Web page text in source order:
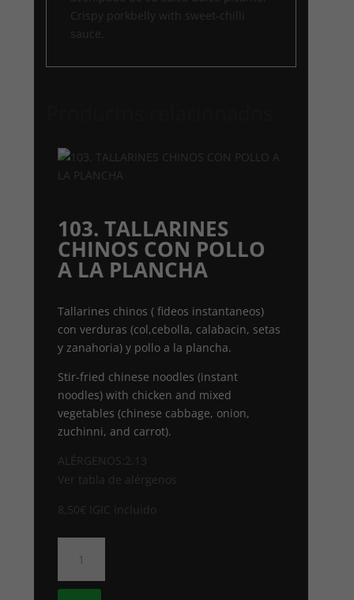
Crispy porkbelly with sweet-chilli
sauce.
103. TALLARINES
CHINOS CON POLLO
A LA PLANCHA
Tallarines chinos ( fideos instantaneos)
con verduras (col,cebolla, calabacin, setas
y zanahoria) y pollo a la plancha.
Stir-fried chinese noodles (instant
noodles) with chicken and mixed
vegetables (chinese cabbage, onion,
zuchinni, and carrot).
ALÉRGENOS:2,13
Ver tabla de alérgenos
8,50€ IGIC incluido
TALLARINES
CHINOS